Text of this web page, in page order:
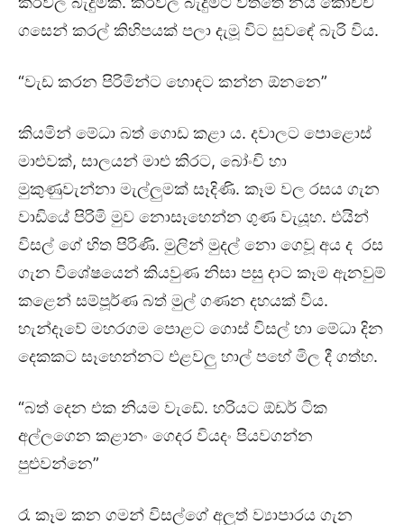
ගසෙන් කරල් කිහිපයක් පලා දැමූ විට සුවඳේ බැරි විය.
“වැඩ කරන පිරිමින්ට හොඳට කන්න ඕනනෙ”
කියමින් මේධා බත් ගොඩ කළා ය. දවාලට පොළොස්
මාළුවක්, සාලයන් මාළු කිරට, බෝංචි හා
මුකුණුවැන්නා මැල්ලුමක් සෑදිණි. කෑම වල රසය ගැන
වාඩියේ පිරිමි මුව නොසෑහෙන්න ගුණ වැයූහ. එයින්
විසල් ගේ හිත පිරිණි. මුලින් මුදල් නො ගෙවූ අය ද රස
ගැන විශේෂයෙන් කියවුණ නිසා පසු දාට කෑම ඇනවුම්
කළෙන් සම්පූර්ණ බත් මුල් ගණන දහයක් විය.
හැන්දෑවේ මහරගම පොළට ගොස් විසල් හා මේධා දින
දෙකකට සෑහෙන්නට එළවලු හාල් පහේ මිල දී ගත්හ.
“බත් දෙන එක නියම වැඩේ. හරියට ඕඩර් ටික
අල්ලගෙන කළානං ගෙදර වියදං පියවගන්න
පුළුවන්නෙ”
රෑ කෑම කන ගමන් විසල්ගේ අලුත් ව්‍යාපාරය ගැන